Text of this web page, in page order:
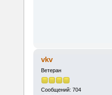
vkv
Ветеран
Сообщений: 704